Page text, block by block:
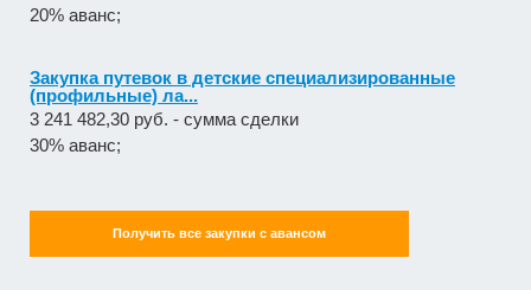
20% аванс;
Закупка путевок в детские специализированные
(профильные) ла...
3 241 482,30 руб. - сумма сделки
30% аванс;
Получить все закупки с авансом